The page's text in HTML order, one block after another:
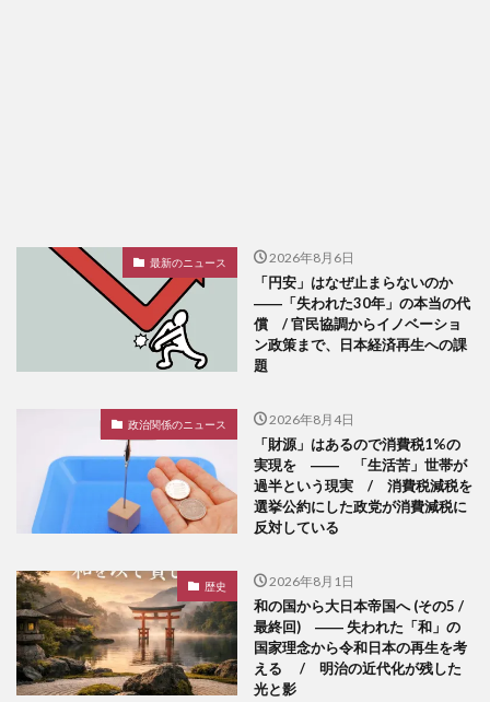
最新のニュース 2026年8月6日
「円安」はなぜ止まらないのか
――「失われた30年」の本当の代
償 / 官民協調からイノベーショ
ン政策まで、日本経済再生への課
題
政治関係のニュース 2026年8月4日
「財源」はあるので消費税1%の
実現を ―― 「生活苦」世帯が
過半という現実 / 消費税減税を
選挙公約にした政党が消費減税に
反対している
歴史 2026年8月1日
和の国から大日本帝国へ (その5 /
最終回) ―― 失われた「和」の
国家理念から令和日本の再生を考
える / 明治の近代化が残した
光と影